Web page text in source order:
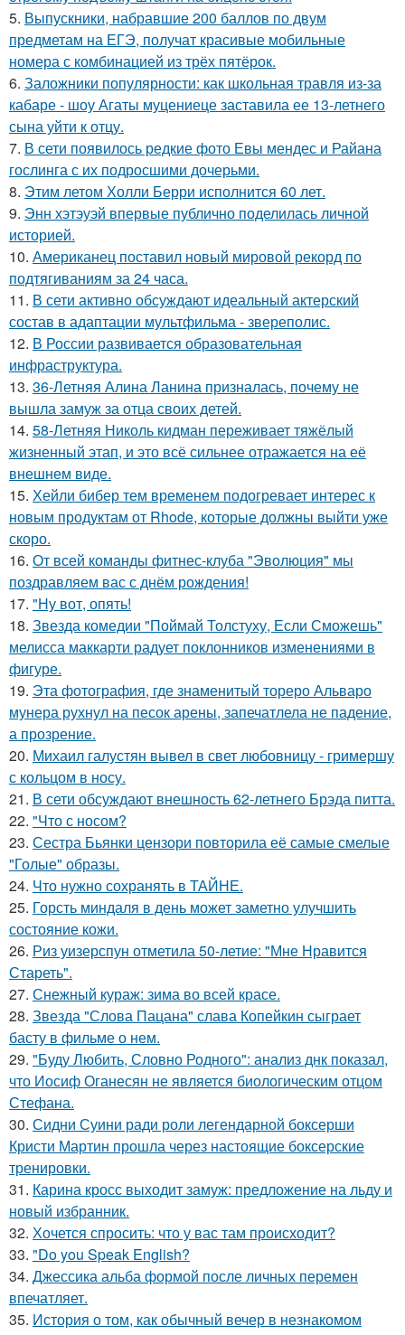
5. Выпускники, набравшие 200 баллов по двум
предметам на ЕГЭ, получат красивые мобильные
номера с комбинацией из трёх пятёрок.
6. Заложники популярности: как школьная травля из-за
кабаре - шоу Агаты муцениеце заставила ее 13-летнего
сына уйти к отцу.
7. В сети появилось редкие фото Евы мендес и Райана
гослинга с их подросшими дочерьми.
8. Этим летом Холли Берри исполнится 60 лет.
9. Энн хэтэуэй впервые публично поделилась личной
историей.
10. Американец поставил новый мировой рекорд по
подтягиваниям за 24 часа.
11. В сети активно обсуждают идеальный актерский
состав в адаптации мультфильма - звереполис.
12. В России развивается образовательная
инфраструктура.
13. 36-Летняя Алина Ланина призналась, почему не
вышла замуж за отца своих детей.
14. 58-Летняя Николь кидман переживает тяжёлый
жизненный этап, и это всё сильнее отражается на её
внешнем виде.
15. Хейли бибер тем временем подогревает интерес к
новым продуктам от Rhode, которые должны выйти уже
скоро.
16. От всей команды фитнес-клуба "Эволюция" мы
поздравляем вас с днём рождения!
17. "Ну вот, опять!
18. Звезда комедии "Поймай Толстуху, Если Сможешь"
мелисса маккарти радует поклонников изменениями в
фигуре.
19. Эта фотография, где знаменитый тореро Альваро
мунера рухнул на песок арены, запечатлела не падение,
а прозрение.
20. Михаил галустян вывел в свет любовницу - гримершу
с кольцом в носу.
21. В сети обсуждают внешность 62-летнего Брэда питта.
22. "Что с носом?
23. Сестра Бьянки цензори повторила её самые смелые
"Голые" образы.
24. Что нужно сохранять в ТАЙНЕ.
25. Горсть миндаля в день может заметно улучшить
состояние кожи.
26. Риз уизерспун отметила 50-летие: "Мне Нравится
Стареть".
27. Снежный кураж: зима во всей красе.
28. Звезда "Слова Пацана" слава Копейкин сыграет
басту в фильме о нем.
29. "Буду Любить, Словно Родного": анализ днк показал,
что Иосиф Оганесян не является биологическим отцом
Стефана.
30. Сидни Суини ради роли легендарной боксерши
Кристи Мартин прошла через настоящие боксерские
тренировки.
31. Карина кросс выходит замуж: предложение на льду и
новый избранник.
32. Хочется спросить: что у вас там происходит?
33. "Do you Speak English?
34. Джессика альба формой после личных перемен
впечатляет.
35. История о том, как обычный вечер в незнакомом